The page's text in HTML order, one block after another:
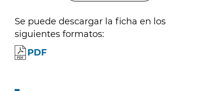
Se puede descargar la ficha en los
siguientes formatos:
PDF